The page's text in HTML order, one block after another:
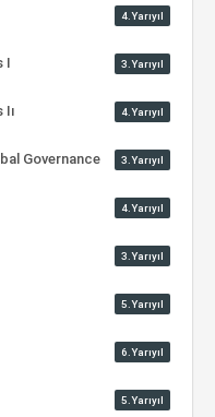
4.Yarıyıl
I 3.Yarıyıl
Iı 4.Yarıyıl
Governance 3.Yarıyıl
4.Yarıyıl
3.Yarıyıl
5.Yarıyıl
6.Yarıyıl
5.Yarıyıl